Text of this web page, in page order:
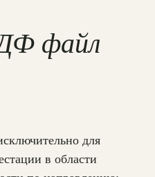
файл
для
в области